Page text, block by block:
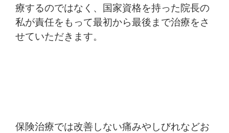
療するのではなく、国家資格を持った院長の
私が責任をもって最初から最後まで治療をさ
せていただきます。
保険治療では改善しない痛みやしびれなどお